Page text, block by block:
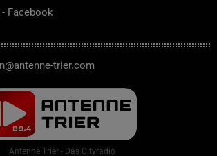
Facebook
trier.com
Antenne Trier - Das Cityradio